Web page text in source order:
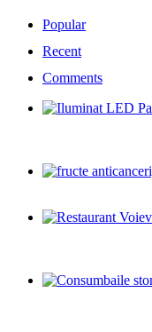
Popular
Recent
Comments